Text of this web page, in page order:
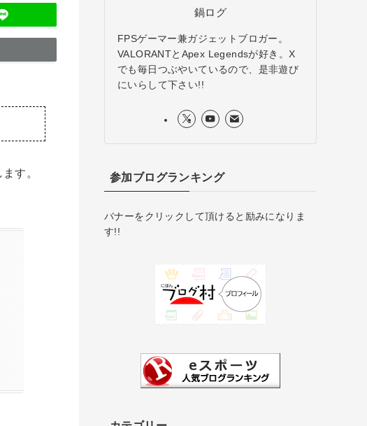
す。
鍋ログ
FPSゲーマー兼ガジェットブロガー。
VALORANTとApex Legendsが好き。X
でも毎日つぶやいているので、是非遊び
にいらして下さい!!
参加ブログランキング
バナーをクリックして頂けると励みになりま
す!!